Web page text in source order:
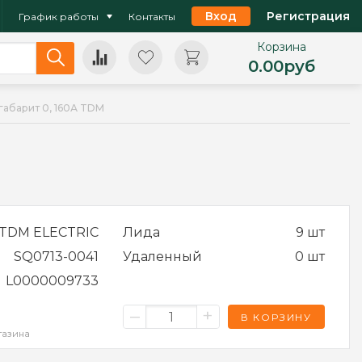
График работы Контакты Вход Регистрация
Корзина
0.00руб
0, 160А TDM
ELECTRIC
SQ0713-0041
L0000009733
Лида
9 шт
Удаленный
0 шт
– + В КОРЗИНУ